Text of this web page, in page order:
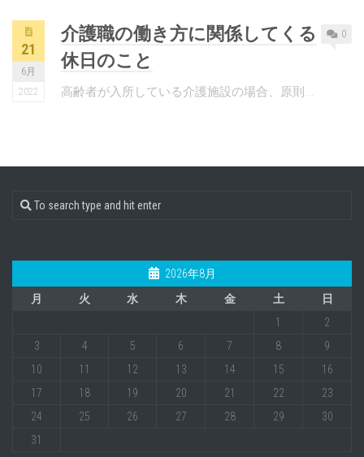
21
6月
2022
0
介護職の働き方に関係してくる
休日のこと
高齢者が入所している介護施設の場合、原則...
2026年8月
月
火 水 木 金 土
日
1
2
3
4 5 6 7 8
9
10
11 12 13 14 15
16
17
18 19 20 21 22
23
24
25 26 27 28 29
30
31